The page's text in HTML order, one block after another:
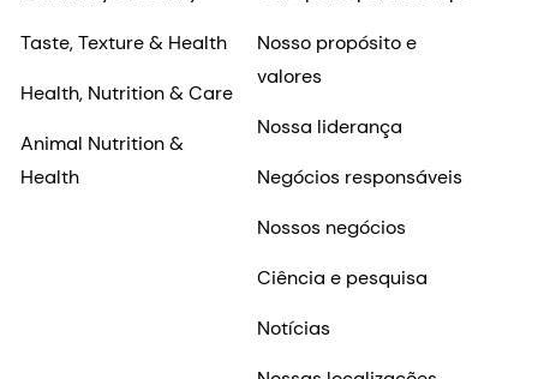
Taste, Texture & Health
Health, Nutrition & Care
Animal Nutrition &
Health
Nosso propósito e
valores
Nossa liderança
Negócios responsáveis
Nossos negócios
Ciência e pesquisa
Notícias